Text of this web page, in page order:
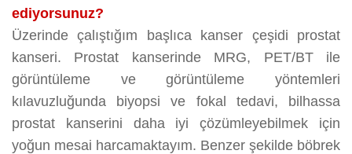
ediyorsunuz?
Üzerinde çalıştığım başlıca kanser çeşidi prostat
kanseri. Prostat kanserinde MRG, PET/BT ile
görüntüleme ve görüntüleme yöntemleri
kılavuzluğunda biyopsi ve fokal tedavi, bilhassa
prostat kanserini daha iyi çözümleyebilmek için
yoğun mesai harcamaktayım. Benzer şekilde böbrek